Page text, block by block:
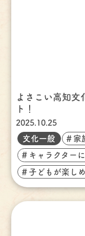
よさこい高知
ト！
2025.10.25
文化一般 ＃家
＃キャラクター
＃子どもが楽し